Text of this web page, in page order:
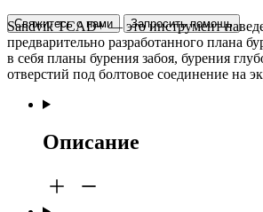
Свяжитесь с нами Запросить помощь
Sandvik TCAD+ — это инструмент
предварительно разработанного плана
в себя планы бурения забоя, бурения
отверстий под болтовое соединение на
Описание